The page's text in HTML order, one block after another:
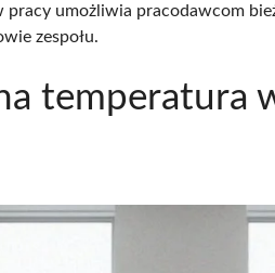
pracy umożliwia pracodawcom
zespołu.
temperatura